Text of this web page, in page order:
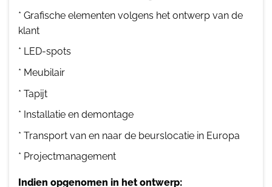
* Grafische elementen volgens het ontwerp van de
klant
* LED-spots
* Meubilair
* Tapijt
* Installatie en demontage
* Transport van en naar de beurslocatie in Europa
* Projectmanagement
Indien opgenomen in het ontwerp: